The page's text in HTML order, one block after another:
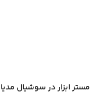
مستر ابزار در سوشیال مدیا